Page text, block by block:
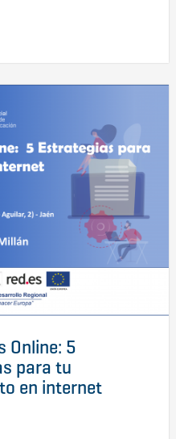
Online: 5
para tu
en internet